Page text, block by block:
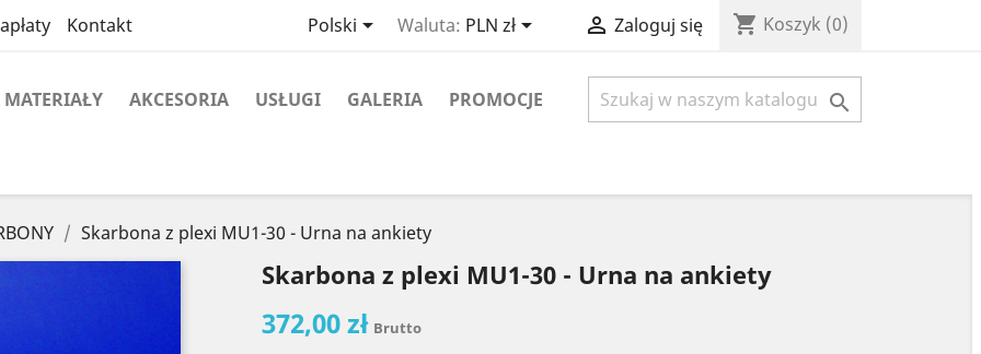
Kontakt Polski Waluta: PLN zł  Zaloguj się shopping_cart Koszyk (0)
MATERIAŁY AKCESORIA USŁUGI GALERIA PROMOCJE 
Skarbona z plexi MU1-30 - Urna na ankiety
Skarbona z plexi MU1-30 - Urna na ankiety
372,00 zł Brutto